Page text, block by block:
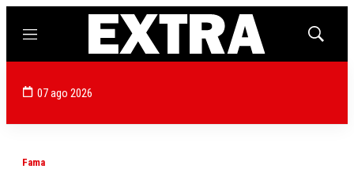
Menú
Mostrar
07 ago 2026
Fama